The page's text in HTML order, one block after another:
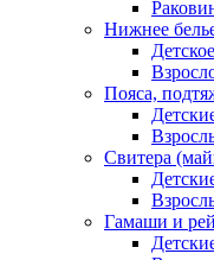
Нижнее
Пояса,
Свитера
Гамаши и